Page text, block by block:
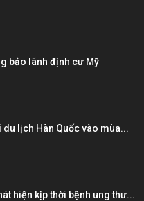
bảo lãnh định cư Mỹ
lịch Hàn Quốc vào mùa...
hiện kịp thời bệnh ung thư...